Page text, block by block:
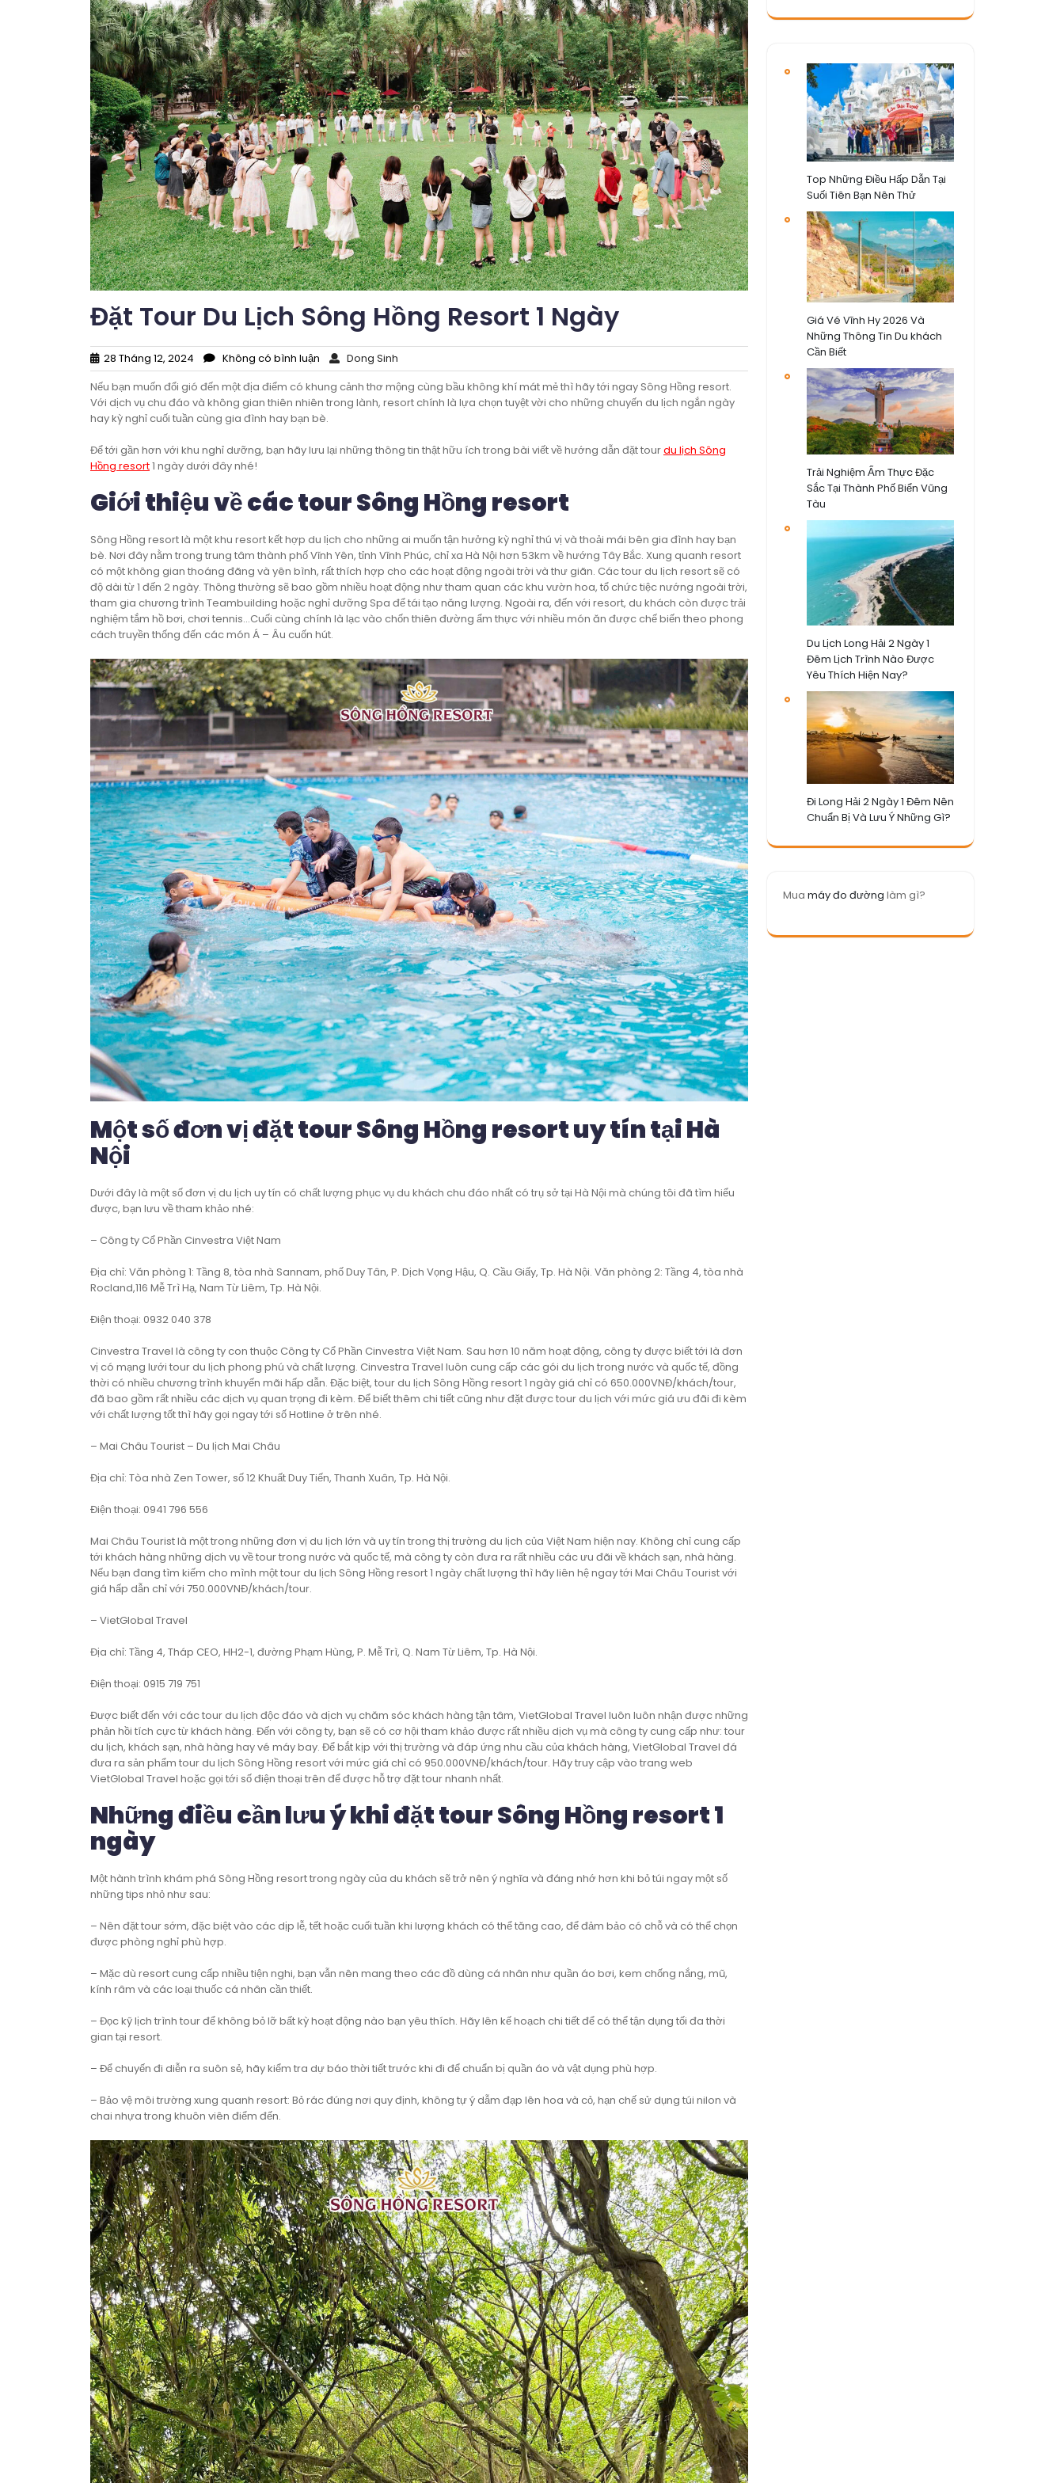
Đặt Tour Du Lịch Sông Hồng Resort 1 Ngày
28 Tháng 12, 2024 Không có bình luận
Dong Sinh
Nếu bạn muốn đổi gió đến một địa điểm có khung cảnh thơ mộng cùng bầu không khí mát mẻ thì hãy tới ngay Sông Hồng resort.
Với dịch vụ chu đáo và không gian thiên nhiên trong lành, resort chính là lựa chọn tuyệt vời cho những chuyến du lịch ngắn ngày
hay kỳ nghỉ cuối tuần cùng gia đình hay bạn bè.
Để tới gần hơn với khu nghỉ dưỡng, bạn hãy lưu lại những thông tin thật hữu ích trong bài viết về hướng dẫn đặt tourdu lịch Sông
Hồng resort1 ngày dưới đây nhé!
Giới thiệu về các tour Sông Hồng resort
Sông Hồng resort là một khu resort kết hợp du lịch cho những ai muốn tận hưởng kỳ nghỉ thú vị và thoải mái bên gia đình hay bạn
bè. Nơi đây nằm trong trung tâm thành phố Vĩnh Yên, tỉnh Vĩnh Phúc, chỉ xa Hà Nội hơn 53km về hướng Tây Bắc. Xung quanh resort
có một không gian thoáng đãng và yên bình, rất thích hợp cho các hoạt động ngoài trời và thư giãn. Các tour du lịch resort sẽ có
độ dài từ 1 đến 2 ngày. Thông thường sẽ bao gồm nhiều hoạt động như tham quan các khu vườn hoa, tổ chức tiệc nướng ngoài trời,
tham gia chương trình Teambuilding hoặc nghỉ dưỡng Spa để tái tạo năng lượng. Ngoài ra, đến với resort, du khách còn được trải
nghiệm tắm hồ bơi, chơi tennis…Cuối cùng chính là lạc vào chốn thiên đường ẩm thực với nhiều món ăn được chế biến theo phong
cách truyền thống đến các món Á – Âu cuốn hút.
Một số đơn vị đặt tour Sông Hồng resort uy tín tại Hà
Nội
Dưới đây là một số đơn vị du lịch uy tín có chất lượng phục vụ du khách chu đáo nhất có trụ sở tại Hà Nội mà chúng tôi đã tìm hiểu
được, bạn lưu về tham khảo nhé:
– Công ty Cổ Phần Cinvestra Việt Nam
Địa chỉ: Văn phòng 1: Tầng 8, tòa nhà Sannam, phố Duy Tân, P. Dịch Vọng Hậu, Q. Cầu Giấy, Tp. Hà Nội. Văn phòng 2: Tầng 4, tòa nhà
Rocland,116 Mễ Trì Hạ, Nam Từ Liêm, Tp. Hà Nội.
Điện thoại: 0932 040 378
Cinvestra Travel là công ty con thuộc Công ty Cổ Phần Cinvestra Việt Nam. Sau hơn 10 năm hoạt động, công ty được biết tới là đơn
vị có mạng lưới tour du lịch phong phú và chất lượng. Cinvestra Travel luôn cung cấp các gói du lịch trong nước và quốc tế, đồng
thời có nhiều chương trình khuyến mãi hấp dẫn. Đặc biệt, tour du lịch Sông Hồng resort 1 ngày giá chỉ có 650.000VNĐ/khách/tour,
đã bao gồm rất nhiều các dịch vụ quan trọng đi kèm. Để biết thêm chi tiết cũng như đặt được tour du lịch với mức giá ưu đãi đi kèm
với chất lượng tốt thì hãy gọi ngay tới số Hotline ở trên nhé.
– Mai Châu Tourist – Du lịch Mai Châu
Địa chỉ: Tòa nhà Zen Tower, số 12 Khuất Duy Tiến, Thanh Xuân, Tp. Hà Nội.
Điện thoại: 0941 796 556
Mai Châu Tourist là một trong những đơn vị du lịch lớn và uy tín trong thị trường du lịch của Việt Nam hiện nay. Không chỉ cung cấp
tới khách hàng những dịch vụ về tour trong nước và quốc tế, mà công ty còn đưa ra rất nhiều các ưu đãi về khách sạn, nhà hàng.
Nếu bạn đang tìm kiếm cho mình một tour du lịch Sông Hồng resort 1 ngày chất lượng thì hãy liên hệ ngay tới Mai Châu Tourist với
giá hấp dẫn chỉ với 750.000VNĐ/khách/tour.
– VietGlobal Travel
Địa chỉ: Tầng 4, Tháp CEO, HH2-1, đường Phạm Hùng, P. Mễ Trì, Q. Nam Từ Liêm, Tp. Hà Nội.
Điện thoại: 0915 719 751
Được biết đến với các tour du lịch độc đáo và dịch vụ chăm sóc khách hàng tận tâm, VietGlobal Travel luôn luôn nhận được những
phản hồi tích cực từ khách hàng. Đến với công ty, bạn sẽ có cơ hội tham khảo được rất nhiều dịch vụ mà công ty cung cấp như: tour
du lịch, khách sạn, nhà hàng hay vé máy bay. Để bắt kịp với thị trường và đáp ứng nhu cầu của khách hàng, VietGlobal Travel đá
đưa ra sản phẩm tour du lịch Sông Hồng resort với mức giá chỉ có 950.000VNĐ/khách/tour. Hãy truy cập vào trang web
VietGlobal Travel hoặc gọi tới số điện thoại trên để được hỗ trợ đặt tour nhanh nhất.
Những điều cần lưu ý khi đặt tour Sông Hồng resort 1
ngày
Một hành trình khám phá Sông Hồng resort trong ngày của du khách sẽ trở nên ý nghĩa và đáng nhớ hơn khi bỏ túi ngay một số
những tips nhỏ như sau:
– Nên đặt tour sớm, đặc biệt vào các dịp lễ, tết hoặc cuối tuần khi lượng khách có thể tăng cao, để đảm bảo có chỗ và có thể chọn
được phòng nghỉ phù hợp.
– Mặc dù resort cung cấp nhiều tiện nghi, bạn vẫn nên mang theo các đồ dùng cá nhân như quần áo bơi, kem chống nắng, mũ,
kính râm và các loại thuốc cá nhân cần thiết.
– Đọc kỹ lịch trình tour để không bỏ lỡ bất kỳ hoạt động nào bạn yêu thích. Hãy lên kế hoạch chi tiết để có thể tận dụng tối đa thời
gian tại resort.
– Để chuyến đi diễn ra suôn sẻ, hãy kiểm tra dự báo thời tiết trước khi đi để chuẩn bị quần áo và vật dụng phù hợp.
– Bảo vệ môi trường xung quanh resort: Bỏ rác đúng nơi quy định, không tự ý dẫm đạp lên hoa và cỏ, hạn chế sử dụng túi nilon và
chai nhựa trong khuôn viên điểm đến.
Top Những Điều Hấp Dẫn Tại
Suối Tiên Bạn Nên Thử
Giá Vé Vĩnh Hy 2026 Và
Những Thông Tin Du khách
Cần Biết
Trải Nghiệm Ẩm Thực Đặc
Sắc Tại Thành Phố Biển Vũng
Tàu
Du Lịch Long Hải 2 Ngày 1
Đêm Lịch Trình Nào Được
Yêu Thích Hiện Nay?
Đi Long Hải 2 Ngày 1 Đêm Nên
Chuẩn Bị Và Lưu Ý Những Gì?
Mua máy đo đường làm gì?